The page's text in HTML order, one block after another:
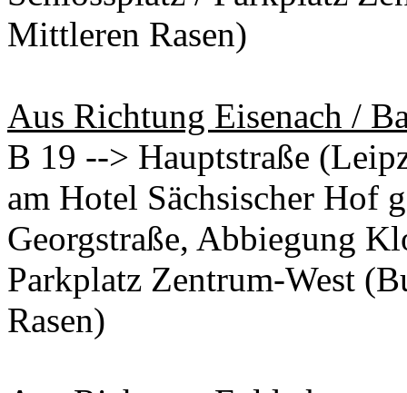
Mittleren Rasen)
Aus Richtung Eisenach /
B 19 --> Hauptstraße
am Hotel Sächsischer Hof
Georgstraße, Abbiegung
Parkplatz Zentrum-West
Rasen)